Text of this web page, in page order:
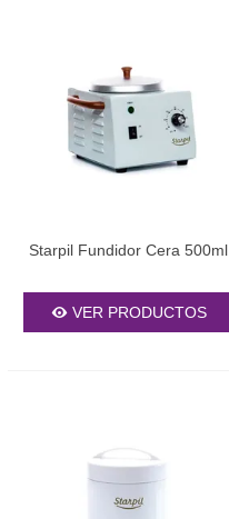
Starpil Fundidor Cera 500ml
VER PRODUCTOS